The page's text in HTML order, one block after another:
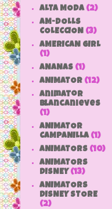
ALTA MODA (2)
AM-DOLLS
COLECCION (3)
AMERICAN GIRL
(1)
ANANAS (1)
ANIMATOR (12)
animator
blancanieves
(1)
ANIMATOR
CAMPANILLA (1)
ANIMATORS (10)
ANIMATORS
DISNEY (13)
ANIMATORS
DISNEY STORE
(2)